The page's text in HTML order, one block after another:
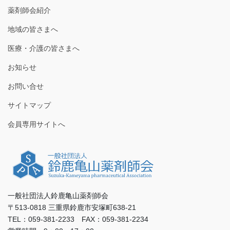
薬剤師会紹介
地域の皆さまへ
医療・介護の皆さまへ
お知らせ
お問い合せ
サイトマップ
会員専用サイトへ
一般社団法人鈴鹿亀山薬剤師会
〒513-0818 三重県鈴鹿市安塚町638-21
TEL：059-381-2233 FAX：059-381-2234